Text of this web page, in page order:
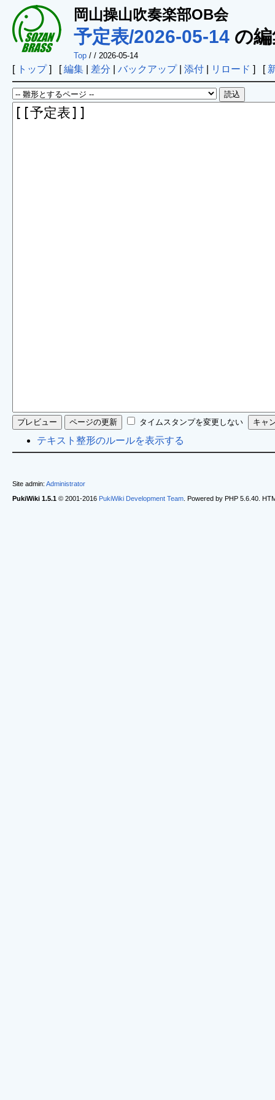
岡山操山吹奏楽部OB会
予定表/2026-05-14の編
Top/ / 2026-05-14
[ トップ] [編集| 差分 バックアップ| 添付| リロード ] [
タイムスタンプを変更しない
テキスト整形のルールを表示する
Site admin: Administrator
PukiWiki 1.5.1© 2001-2016 PukiWiki Development Team. Powered by PHP 5.6.40.